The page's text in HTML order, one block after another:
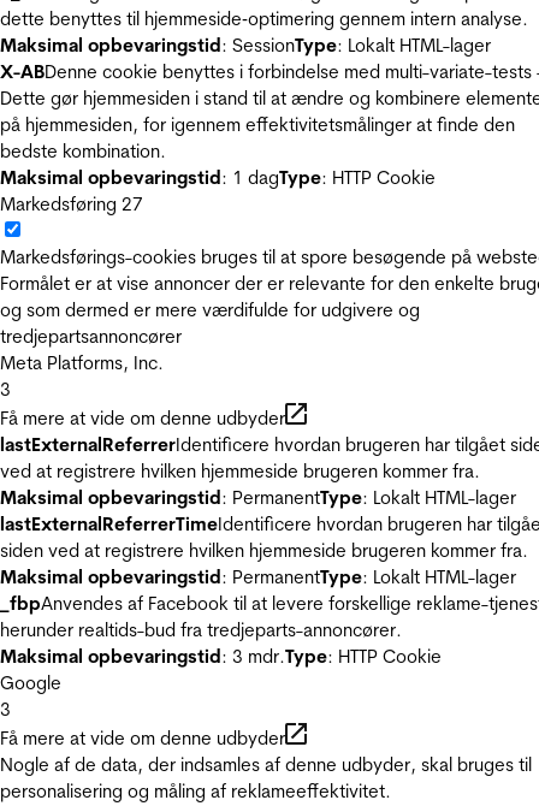
dette benyttes til hjemmeside‐optimering gennem intern analyse.
Maksimal opbevaringstid: SessionType: Lokalt HTML-lager
X-ABDenne cookie benyttes i forbindelse med multi-variate-tests
Dette gør hjemmesiden i stand til at ændre og kombinere
på hjemmesiden, for igennem effektivitetsmålinger at finde den
bedste kombination.
Maksimal opbevaringstid: 1 dagType: HTTP Cookie
Markedsføring 27
Markedsførings-cookies bruges til at spore besøgende på
Formålet er at vise annoncer der er relevante for den enkelte
og som dermed er mere værdifulde for udgivere og
tredjepartsannoncører
Meta Platforms, Inc.
3
Få mere at vide om denne udbyder
lastExternalReferrerIdentificere hvordan brugeren har tilgået
ved at registrere hvilken hjemmeside brugeren kommer fra.
Maksimal opbevaringstid: PermanentType: Lokalt HTML-lager
lastExternalReferrerTimeIdentificere hvordan brugeren har
siden ved at registrere hvilken hjemmeside brugeren kommer fra.
Maksimal opbevaringstid: PermanentType: Lokalt HTML-lager
_fbpAnvendes af Facebook til at levere forskellige reklame-
herunder realtids-bud fra tredjeparts-annoncører.
Maksimal opbevaringstid: 3 mdr.Type: HTTP Cookie
Google
3
Få mere at vide om denne udbyder
Nogle af de data, der indsamles af denne udbyder, skal bruges til
personalisering og måling af reklameeffektivitet.